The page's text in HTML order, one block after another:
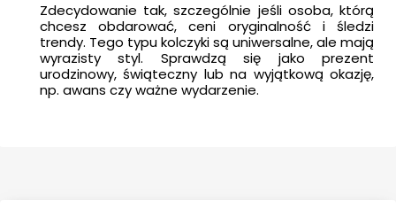
Zdecydowanie tak, szczególnie jeśli osoba, którą
chcesz obdarować, ceni oryginalność i śledzi
trendy. Tego typu kolczyki są uniwersalne, ale mają
wyrazisty styl. Sprawdzą się jako prezent
urodzinowy, świąteczny lub na wyjątkową okazję,
np. awans czy ważne wydarzenie.